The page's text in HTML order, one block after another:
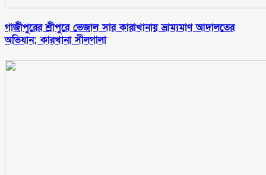
গাজীপুরের শ্রীপুরে ভেজাল সার কারাখানায় ভ্রাম্যমাণ আদালতের
অভিযান; কারখানা সীলগালা